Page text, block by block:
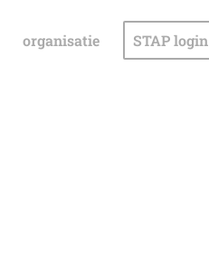
organisatie STAP login